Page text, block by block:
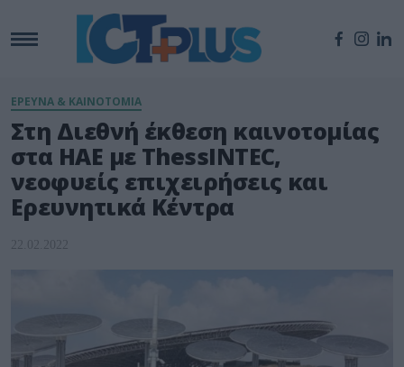
ΕΡΕΥΝΑ & ΚΑΙΝΟΤΟΜΙΑ
Στη Διεθνή έκθεση καινοτομίας
στα ΗΑΕ με ThessINTEC,
νεοφυείς επιχειρήσεις και
Ερευνητικά Κέντρα
22.02.2022